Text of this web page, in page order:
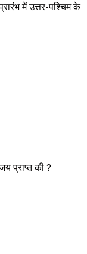
में उत्तर-पश्चिम के
प्राप्त की ?